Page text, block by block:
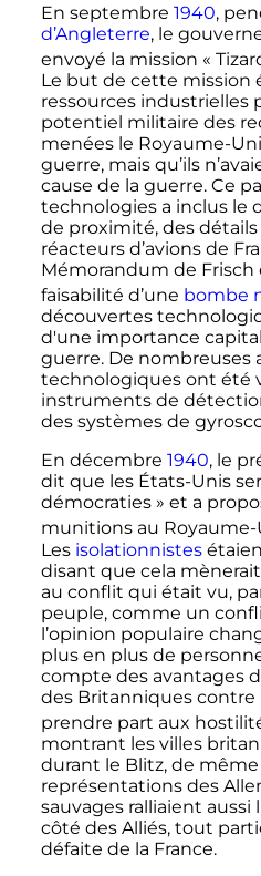
En septembre 1940,
d’Angleterre, le
envoyé la mission «
Le but de cette mission
ressources industrielles
potentiel militaire des
menées le Royaume-
guerre, mais qu’ils
cause de la guerre. Ce
technologies a inclus le
de proximité, des
réacteurs d’avions de
Mémorandum de Frisch
faisabilité d’une bombe
découvertes
d'une importance
guerre. De nombreuses
technologiques ont été
instruments de
des systèmes de
En décembre 1940, le
dit que les États-Unis
démocraties » et a
munitions au Royaume-
Les isolationnistes
disant que cela
au conflit qui était vu,
peuple, comme un
l’opinion populaire
plus en plus de
compte des avantages
des Britanniques contre
prendre part aux
montrant les villes
durant le Blitz, de
représentations des
sauvages ralliaient
côté des Alliés, tout
défaite de la France.